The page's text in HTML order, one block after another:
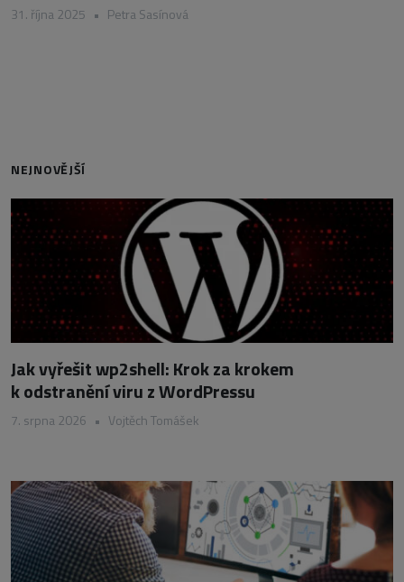
31. října 2025 • Petra Sasínová
NEJNOVĚJŠÍ
Jak vyřešit wp2shell: Krok za krokem
k odstranění viru z WordPressu
7. srpna 2026 • Vojtěch Tomášek